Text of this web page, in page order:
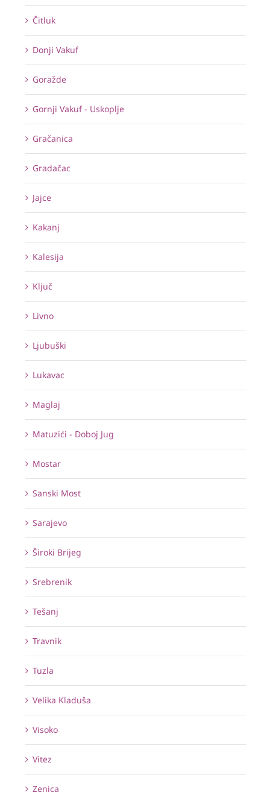
Čitluk
Donji Vakuf
Goražde
Gornji Vakuf - Uskoplje
Gračanica
Gradačac
Jajce
Kakanj
Kalesija
Ključ
Livno
Ljubuški
Lukavac
Maglaj
Matuzići - Doboj Jug
Mostar
Sanski Most
Sarajevo
Široki Brijeg
Srebrenik
Tešanj
Travnik
Tuzla
Velika Kladuša
Visoko
Vitez
Zenica